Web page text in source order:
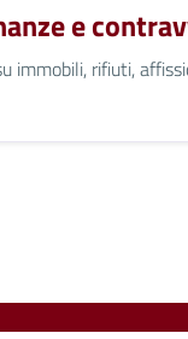
e
immobili, rifiuti,